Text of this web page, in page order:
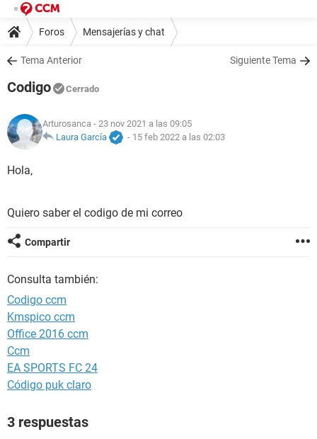
Foros Mensajerías y chat
Tema Anterior Siguiente Tema
Codigo Cerrado
Arturosanca - 23 nov 2021 a las 09:05
Laura García
- 15 feb 2022 a las 02:03
Hola,
Quiero saber el codigo de mi correo
Compartir
Consulta también:
Codigo ccm
Kmspico ccm
Office 2016 ccm
Ccm
EA SPORTS FC 24
Código puk claro
3 respuestas